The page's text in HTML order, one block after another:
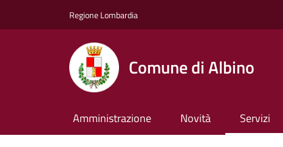
Regione Lombardia
Comune di Albino
Amministrazione Novità Servizi